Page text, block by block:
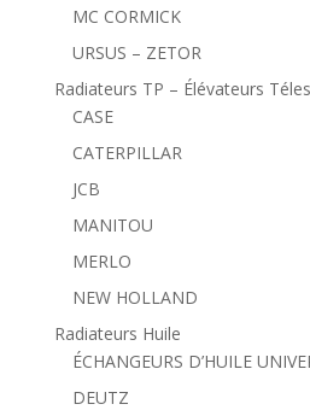
MC CORMICK
URSUS – ZETOR
Radiateurs TP – Élévateurs
CASE
CATERPILLAR
JCB
MANITOU
MERLO
NEW HOLLAND
Radiateurs Huile
ÉCHANGEURS D’HUILE
DEUTZ